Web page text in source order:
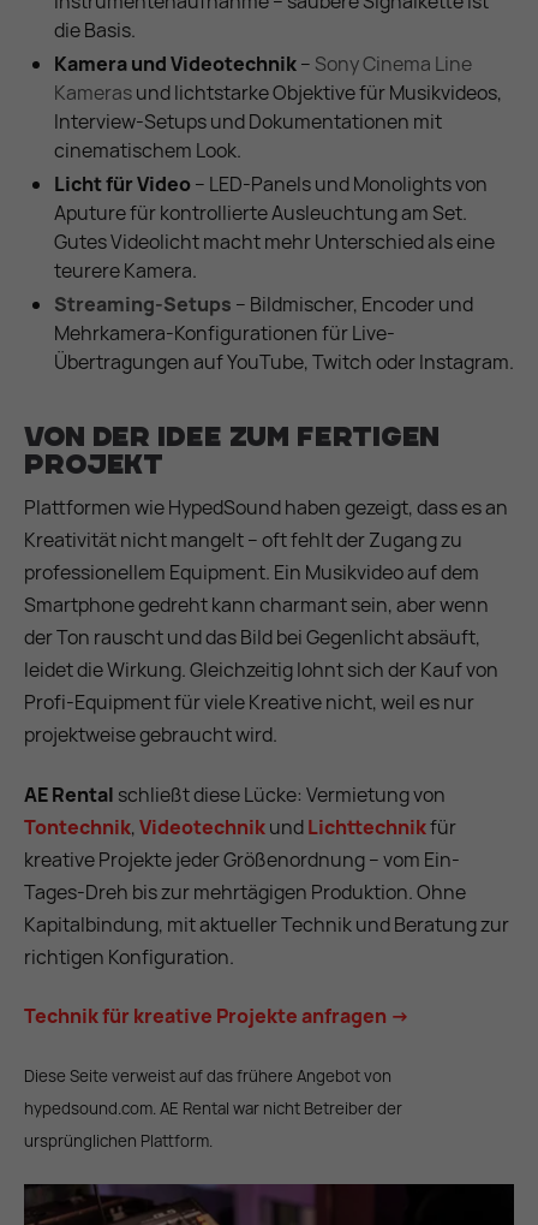
die Basis.
Kamera und Videotechnik– Sony Cinema Line
Kamerasund lichtstarke Objektive für Musikvideos,
Interview-Setups und Dokumentationen mit
cinematischem Look.
Licht für Video– LED-Panels und Monolights von
Aputure für kontrollierte Ausleuchtung am Set.
Gutes Videolicht macht mehr Unterschied als eine
teurere Kamera.
Streaming-Setups – Bildmischer, Encoder und
Mehrkamera-Konfigurationen für Live-
Übertragungen auf YouTube, Twitch oder Instagram.
Von der Idee zum fertigen
Projekt
Plattformen wie HypedSound haben gezeigt, dass es an
Kreativität nicht mangelt – oft fehlt der Zugang zu
professionellem Equipment. Ein Musikvideo auf dem
Smartphone gedreht kann charmant sein, aber wenn
der Ton rauscht und das Bild bei Gegenlicht absäuft,
leidet die Wirkung. Gleichzeitig lohnt sich der Kauf von
Profi-Equipment für viele Kreative nicht, weil es nur
projektweise gebraucht wird.
AE Rental schließt diese Lücke: Vermietung von
Tontechnik,VideotechnikundLichttechnikfür
kreative Projekte jeder Größenordnung – vom Ein-
Tages-Dreh bis zur mehrtägigen Produktion. Ohne
Kapitalbindung, mit aktueller Technik und Beratung zur
richtigen Konfiguration.
Technik für kreative Projekte anfragen →
Diese Seite verweist auf das frühere Angebot von
hypedsound.com. AE Rental war nicht Betreiber der
ursprünglichen Plattform.